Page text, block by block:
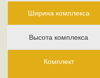
Ширина комплекса
Высота комплекса
Комплект